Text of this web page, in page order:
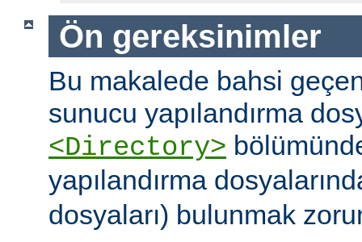
Ön gereksinimler
Bu makalede bahsi
sunucu yapılandırma
<Directory>
yapılandırma
dosyaları) bulunmak